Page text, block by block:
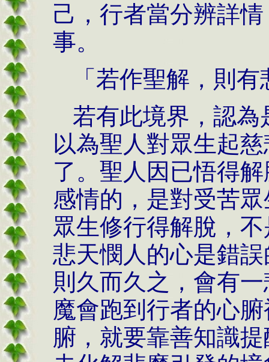
己，行者當分辨詳
事。
「若作聖解，則
若有此境界，認
以為聖人對眾生起
了。聖人因已悟得
感情的，是對受苦
眾生修行得解脫，
悲天憫人的心是錯
則久而久之，會有
魔會跑到行者的心
腑，就要靠善知識